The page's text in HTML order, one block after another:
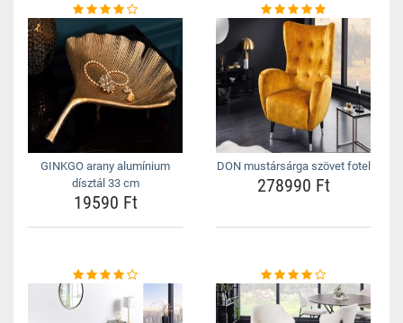
GINKGO arany alumínium
dísztál 33 cm
19590 Ft
DON mustársárga szövet fotel
278990 Ft